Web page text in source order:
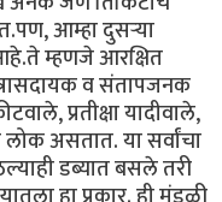
आम्हा दुसऱ्या
म्हणजे आरक्षित
व संतापजनक
प्रतीक्षा यादीवाले,
असतात. या सर्वांचा
डब्यात बसले तरी